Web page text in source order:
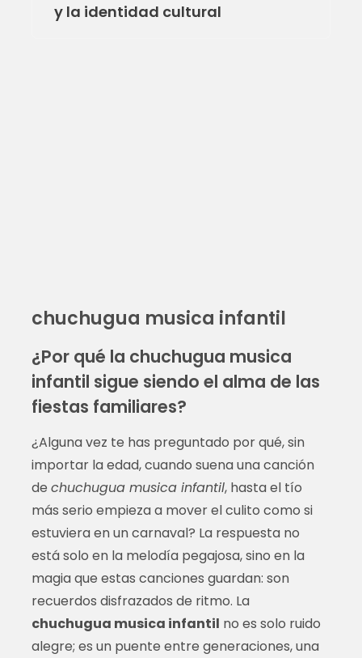
y la identidad cultural
chuchugua musica infantil
¿Por qué la chuchugua musica
infantil sigue siendo el alma de las
fiestas familiares?
¿Alguna vez te has preguntado por qué, sin
importar la edad, cuando suena una canción
de chuchugua musica infantil, hasta el tío
más serio empieza a mover el culito como si
estuviera en un carnaval? La respuesta no
está solo en la melodía pegajosa, sino en la
magia que estas canciones guardan: son
recuerdos disfrazados de ritmo. La
chuchugua musica infantil no es solo ruido
alegre; es un puente entre generaciones, una